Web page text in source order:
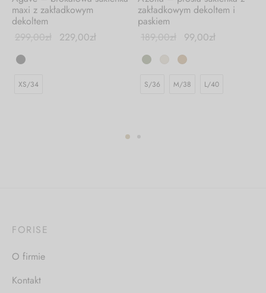
maxi z zakładkowym
dekoltem
299,00zł 229,00zł
XS/34
zakładkowym dekoltem i
paskiem
189,00zł 99,00zł
S/36 M/38 L/40
FORISE
O firmie
Kontakt